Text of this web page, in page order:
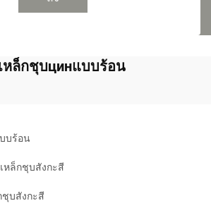
หล็กชุบцинแบบร้อน
บร้อน
หล็กชุบสังกะสี
ชุบสังกะสี